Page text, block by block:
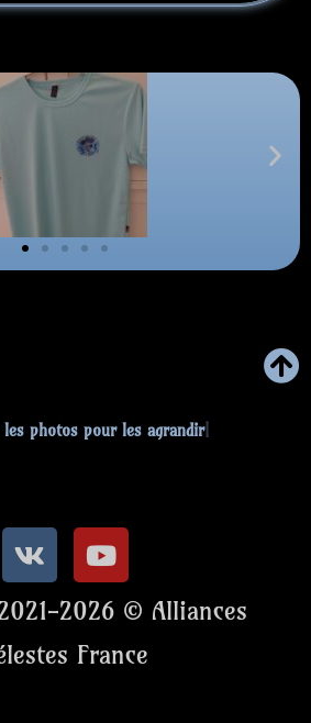
Cliquez sur
2026 © Alliances
France